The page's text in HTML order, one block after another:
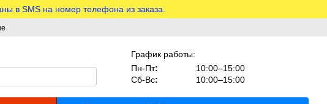
в SMS на номер телефона из заказа.
График работы:
Пн-Пт:
10:00–15:00
Сб-Вс: 10:00–15:00